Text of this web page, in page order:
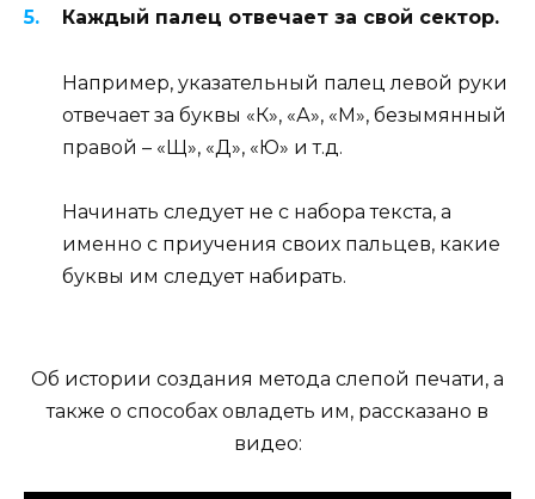
Каждый палец отвечает за свой сектор.
Например, указательный палец левой руки
отвечает за буквы «К», «А», «М», безымянный
правой – «Щ», «Д», «Ю» и т.д.
Начинать следует не с набора текста, а
именно с приучения своих пальцев, какие
буквы им следует набирать.
Об истории создания метода слепой печати, а
также о способах овладеть им, рассказано в
видео: